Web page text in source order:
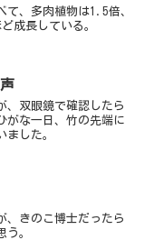
て、多肉植物は1.5倍、
成長している。
、双眼鏡で確認したら
がな一日、竹の先端に
ました。
、きのこ博士だったら
う。